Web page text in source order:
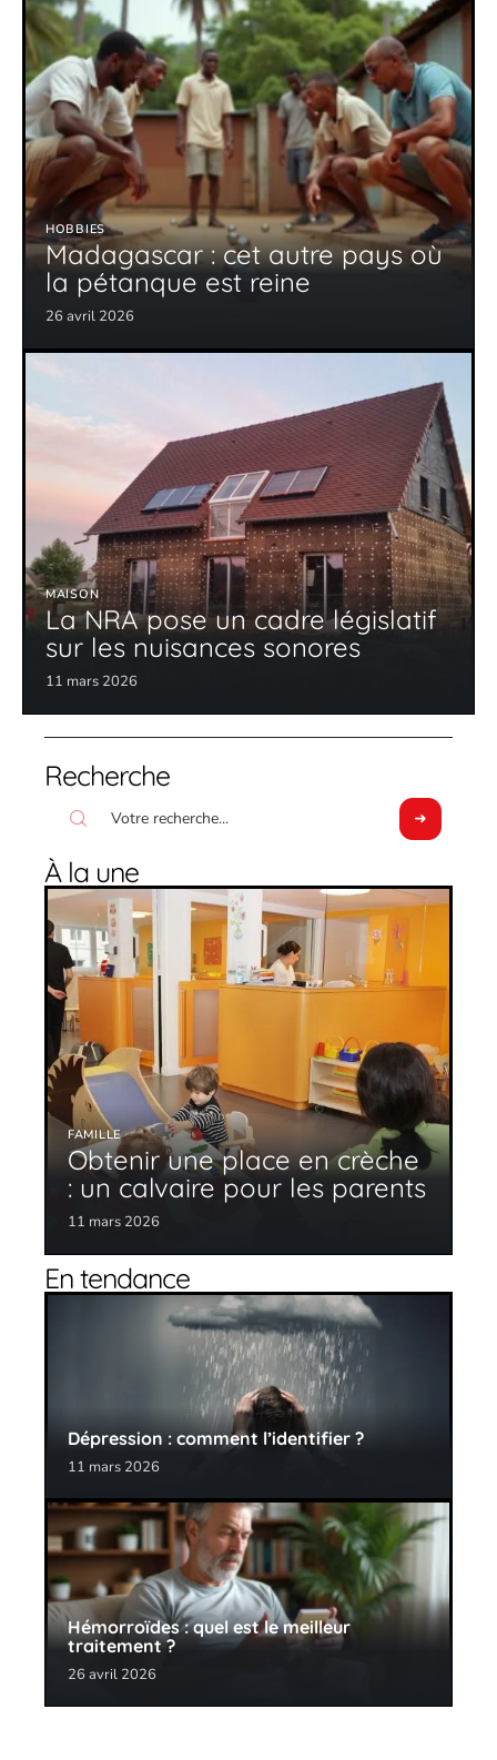
HOBBIES
Madagascar : cet autre pays où
la pétanque est reine
26 avril 2026
MAISON
La NRA pose un cadre législatif
sur les nuisances sonores
11 mars 2026
Recherche
À la une
FAMILLE
Obtenir une place en crèche
: un calvaire pour les parents
11 mars 2026
En tendance
Dépression : comment l’identifier ?
11 mars 2026
Hémorroïdes : quel est le meilleur
traitement ?
26 avril 2026